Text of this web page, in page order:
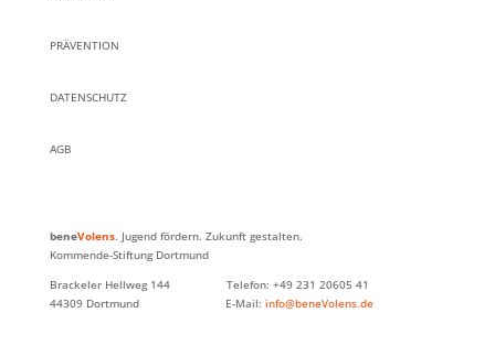
PRÄVENTION
DATENSCHUTZ
AGB
beneVolens. Jugend fördern. Zukunft gestalten.
Kommende-Stiftung Dortmund
Brackeler Hellweg 144 Telefon: +49 231 20605 41
44309 Dortmund E-Mail: info@beneVolens.de